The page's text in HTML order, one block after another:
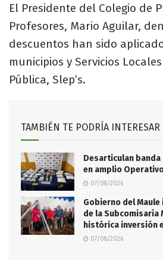
El Presidente del Colegio de
Profesores, Mario Aguilar,
descuentos han sido
municipios y Servicios
Pública, Slep’s.
TAMBIÉN TE PODRÍA INTERESAR
Desarticulan
en amplio
07/08/2026
Gobierno del
de la Subcomisaría
histórica inversión
07/08/2026